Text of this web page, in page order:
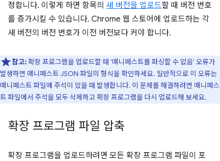
정합니다. 이렇게 하면 항목의 새 버전을 업로드할 때 버전 번호
를 증가시킬 수 있습니다. Chrome 웹 스토어에 업로드하는 각
새 버전의 버전 번호가 이전 버전보다 커야 합니다.
참고:확장 프로그램을 업로드할 때 '매니페스트를 파싱할 수 없음' 오류가
발생하면 매니페스트 JSON 파일의 형식을 확인하세요. 일반적으로 이 오류는
매니페스트 파일에 주석이 있을 때 발생합니다. 이 문제를 해결하려면 매니페스
트 파일에서 주석을 모두 삭제하고 확장 프로그램을 다시 업로드해 보세요.
확장 프로그램 파일 압축
확장 프로그램을 업로드하려면 모든 확장 프로그램 파일이 포